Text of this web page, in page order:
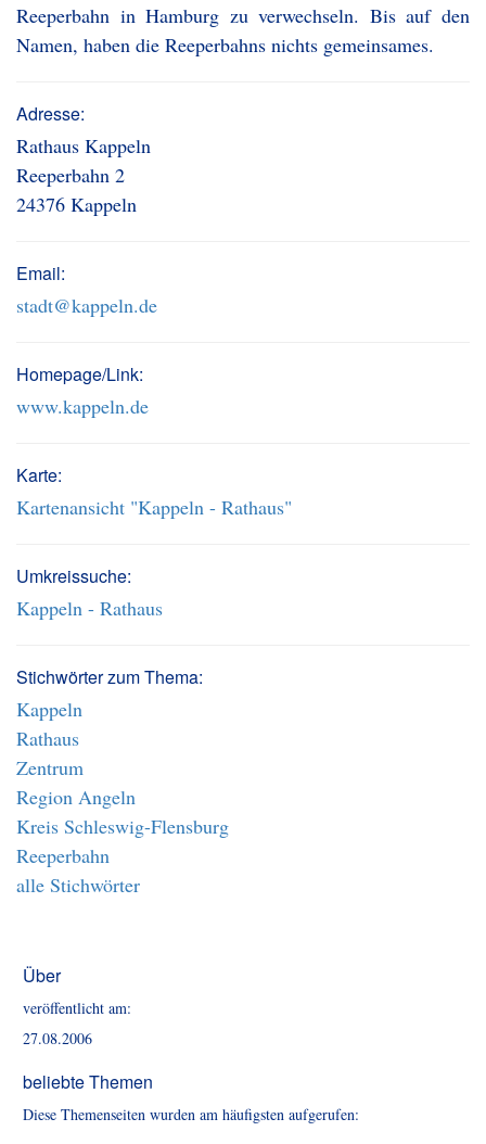
Reeperbahn in Hamburg zu verwechseln. Bis auf den
Namen, haben die Reeperbahns nichts gemeinsames.
Adresse:
Rathaus Kappeln
Reeperbahn 2
24376 Kappeln
Email:
stadt@kappeln.de
Homepage/Link:
www.kappeln.de
Karte:
Kartenansicht "Kappeln - Rathaus"
Umkreissuche:
Kappeln - Rathaus
Stichwörter zum Thema:
Kappeln
Rathaus
Zentrum
Region Angeln
Kreis Schleswig-Flensburg
Reeperbahn
alle Stichwörter
Über
veröffentlicht am:
27.08.2006
beliebte Themen
Diese Themenseiten wurden am häufigsten aufgerufen: